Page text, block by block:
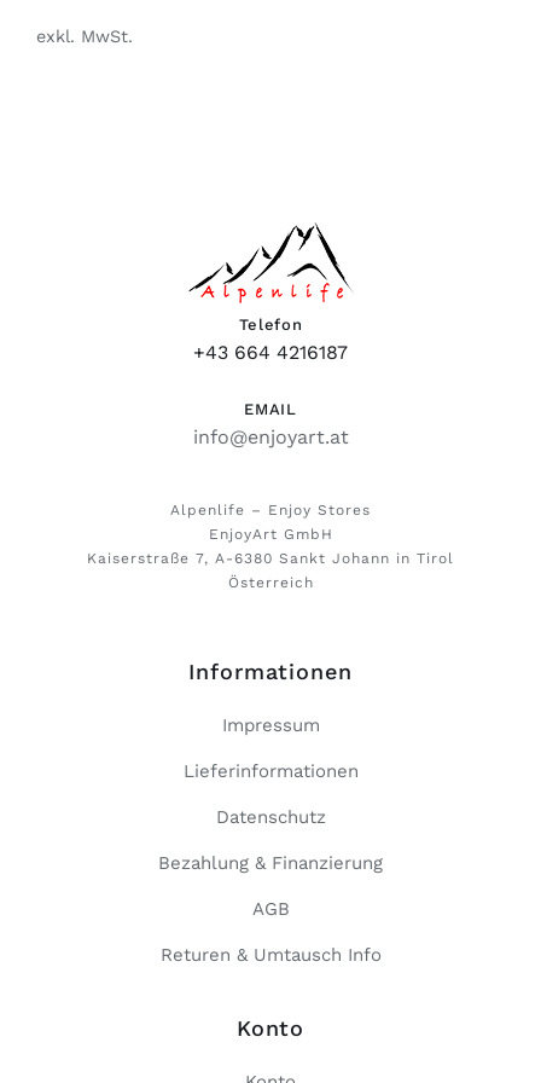
exkl. MwSt.
Telefon
+43 664 4216187
EMAIL
info@enjoyart.at
Alpenlife – Enjoy Stores
EnjoyArt GmbH
Kaiserstraße 7, A-6380 Sankt Johann in Tirol
Österreich
Informationen
Impressum
Lieferinformationen
Datenschutz
Bezahlung & Finanzierung
AGB
Returen & Umtausch Info
Konto